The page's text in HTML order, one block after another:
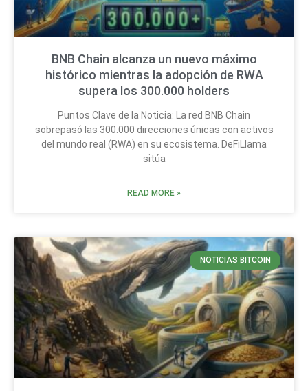
BNB Chain alcanza un nuevo máximo
histórico mientras la adopción de RWA
supera los 300.000 holders
Puntos Clave de la Noticia: La red BNB Chain
sobrepasó las 300.000 direcciones únicas con activos
del mundo real (RWA) en su ecosistema. DeFiLlama
sitúa
READ MORE »
NOTICIAS BITCOIN